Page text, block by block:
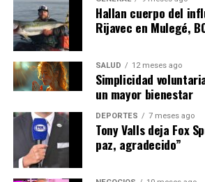
Ambas coincidieron en que el
permite a los educadores y líderes
con mayor claridad frente a
derechos de los niños y niñas,
contextos donde el acceso a servicios
o irregular.
Participación
Hallan cuerpo del
Rijavec en Mulegé,
SALUD 12 meses ago
Simplicidad
un mayor bienestar
DEPORTES 7 meses ago
Tony Valls deja Fox
paz, agradecido”